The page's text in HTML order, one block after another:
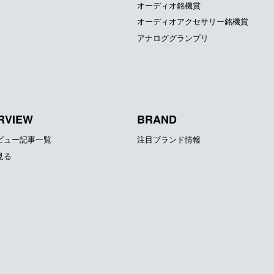
オーディオ銘機賞
オーディオアクセサリー銘機賞
アナロググランプリ
ュー記事一覧
る
BRAND
注目ブランド情報